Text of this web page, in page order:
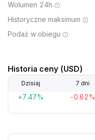
Wolumen 24h
Historyczne maksimum
Podaż w obiegu
Historia ceny (USD)
Dzisiaj 7 dni
+7.47% -0.82%